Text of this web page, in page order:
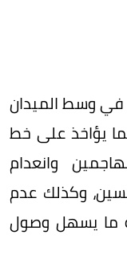
في وسط الميدان
يؤاخذ على خط
وانعدام
وكذلك عدم
ما يسهل وصول